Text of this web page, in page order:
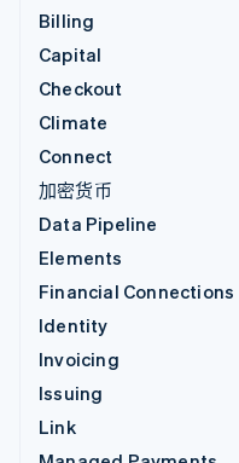
Billing
Capital
Checkout
Climate
Connect
加密货币
Data Pipeline
Elements
Financial Connections
Identity
Invoicing
Issuing
Link